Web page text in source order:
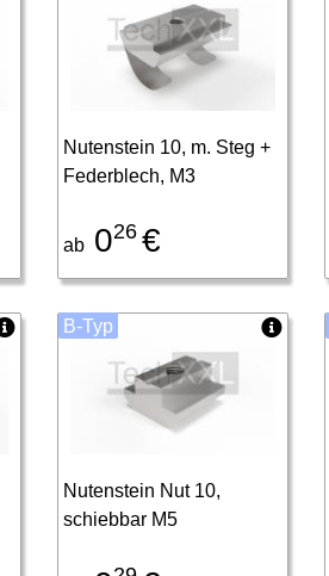
Nutenstein 10, m. Steg +
Federblech, M3
ab026 €
Nutenstein Nut 10,
schiebbar M5
B-Typ